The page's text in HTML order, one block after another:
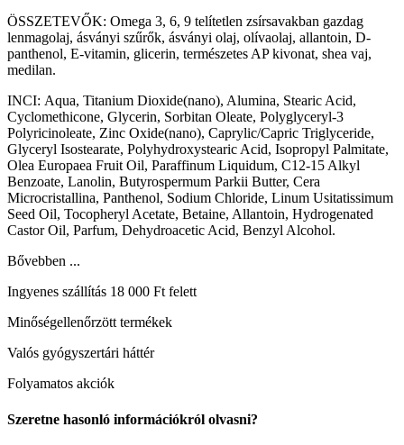
ÖSSZETEVŐK: Omega 3, 6, 9 telítetlen zsírsavakban gazdag
lenmagolaj, ásványi szűrők, ásványi olaj, olívaolaj, allantoin, D-
panthenol, E-vitamin, glicerin, természetes AP kivonat, shea vaj,
medilan.
INCI: Aqua, Titanium Dioxide(nano), Alumina, Stearic Acid,
Cyclomethicone, Glycerin, Sorbitan Oleate, Polyglyceryl-3
Polyricinoleate, Zinc Oxide(nano), Caprylic/Capric Triglyceride,
Glyceryl Isostearate, Polyhydroxystearic Acid, Isopropyl Palmitate,
Olea Europaea Fruit Oil, Paraffinum Liquidum, C12-15 Alkyl
Benzoate, Lanolin, Butyrospermum Parkii Butter, Cera
Microcristallina, Panthenol, Sodium Chloride, Linum Usitatissimum
Seed Oil, Tocopheryl Acetate, Betaine, Allantoin, Hydrogenated
Castor Oil, Parfum, Dehydroacetic Acid, Benzyl Alcohol.
Bővebben ...
Ingyenes szállítás 18 000 Ft felett
Minőségellenőrzött termékek
Valós gyógyszertári háttér
Folyamatos akciók
Szeretne hasonló információkról olvasni?